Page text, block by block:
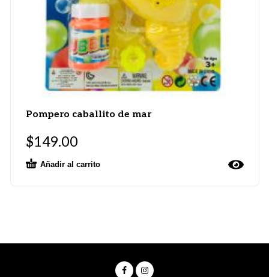
Pompero caballito de mar
$149.00
Añadir al carrito